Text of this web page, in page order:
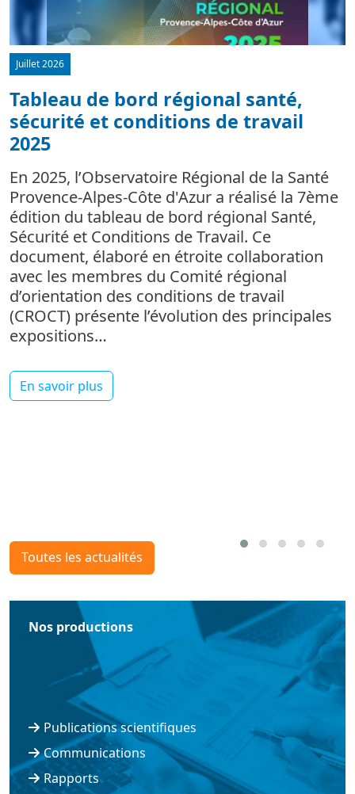
Juillet 2026
Tableau de bord régional santé,
sécurité et conditions de travail
2025
En 2025, l’Observatoire Régional de la Santé
Provence-Alpes-Côte d'Azur a réalisé la 7ème
édition du tableau de bord régional Santé,
Sécurité et Conditions de Travail. Ce
document, élaboré en étroite collaboration
avec les membres du Comité régional
d’orientation des conditions de travail
(CROCT) présente l’évolution des principales
expositions…
En savoir plus
Toutes les actualités
Nos productions
Publications scientifiques
Communications
Rapports